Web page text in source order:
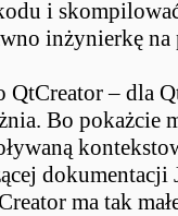
i
inżynierkę na
QtCreator – dla
Bo pokażcie
ma tak